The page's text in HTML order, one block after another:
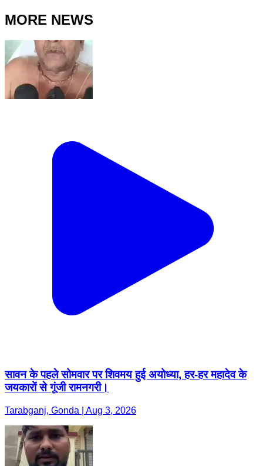
MORE NEWS
सावन के पहले सोमवार पर शिवमय हुई अयोध्या, हर-हर महादेव के
जयकारों से गूंजी रामनगरी।
Tarabganj, Gonda | Aug 3, 2026